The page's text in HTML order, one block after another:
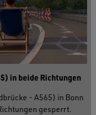
in beide Richtungen
- A565) in Bonn
gesperrt.